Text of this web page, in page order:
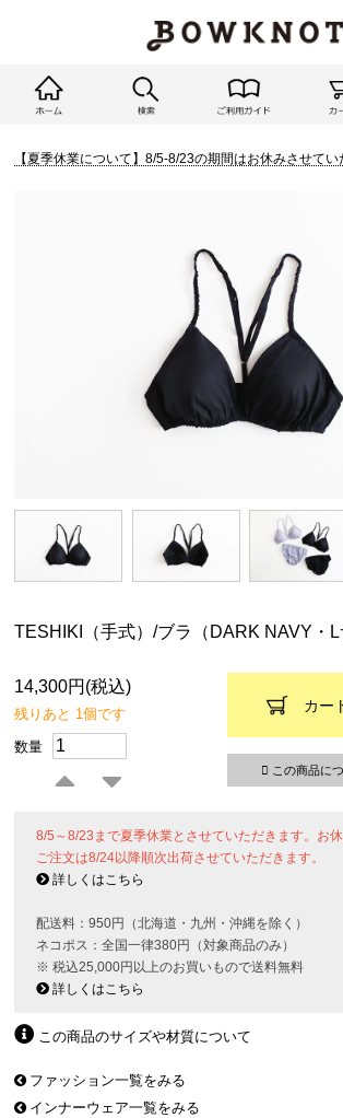
【夏季休業について】8/5-8/23の期間はお休みさせて
TESHIKI（手式）/ブラ（DARK NAVY・L
14,300円(税込)
残りあと 1個です
数量
カー
この商品に
8/5～8/23まで夏季休業とさせていただきます。お
ご注文は8/24以降順次出荷させていただきます。
詳しくはこちら
配送料：950円（北海道・九州・沖縄を除く）
ネコポス：全国一律380円（対象商品のみ）
※ 税込25,000円以上のお買いもので送料無料
詳しくはこちら
この商品のサイズや材質について
ファッション一覧をみる
インナーウェア一覧をみる